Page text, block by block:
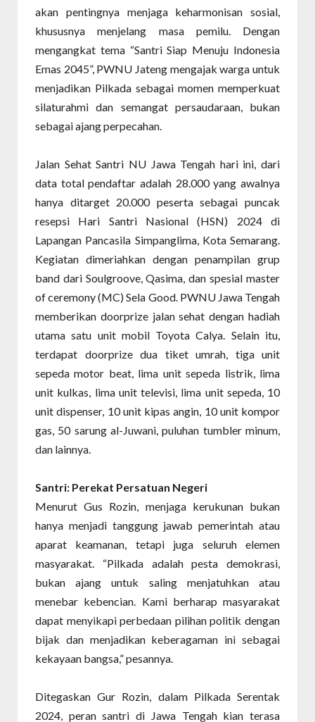
akan pentingnya menjaga keharmonisan sosial,
khususnya menjelang masa pemilu. Dengan
mengangkat tema “Santri Siap Menuju Indonesia
Emas 2045”, PWNU Jateng mengajak warga untuk
menjadikan Pilkada sebagai momen memperkuat
silaturahmi dan semangat persaudaraan, bukan
sebagai ajang perpecahan.
Jalan Sehat Santri NU Jawa Tengah hari ini, dari
data total pendaftar adalah 28.000 yang awalnya
hanya ditarget 20.000 peserta sebagai puncak
resepsi Hari Santri Nasional (HSN) 2024 di
Lapangan Pancasila Simpanglima, Kota Semarang.
Kegiatan dimeriahkan dengan penampilan grup
band dari Soulgroove, Qasima, dan spesial master
of ceremony (MC) Sela Good. PWNU Jawa Tengah
memberikan doorprize jalan sehat dengan hadiah
utama satu unit mobil Toyota Calya. Selain itu,
terdapat doorprize dua tiket umrah, tiga unit
sepeda motor beat, lima unit sepeda listrik, lima
unit kulkas, lima unit televisi, lima unit sepeda, 10
unit dispenser, 10 unit kipas angin, 10 unit kompor
gas, 50 sarung al-Juwani, puluhan tumbler minum,
dan lainnya.
Santri: Perekat Persatuan Negeri
Menurut Gus Rozin, menjaga kerukunan bukan
hanya menjadi tanggung jawab pemerintah atau
aparat keamanan, tetapi juga seluruh elemen
masyarakat. “Pilkada adalah pesta demokrasi,
bukan ajang untuk saling menjatuhkan atau
menebar kebencian. Kami berharap masyarakat
dapat menyikapi perbedaan pilihan politik dengan
bijak dan menjadikan keberagaman ini sebagai
kekayaan bangsa,” pesannya.
Ditegaskan Gur Rozin, dalam Pilkada Serentak
2024, peran santri di Jawa Tengah kian terasa